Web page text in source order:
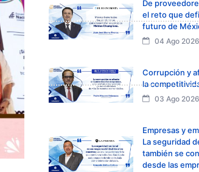
De
el reto que
futuro de
04 Ago 2026
Corrupción y
la
03 Ago 2026
Empresas y
La seguridad
también se
desde las